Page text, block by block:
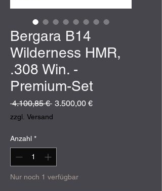
Bergara B14
Wilderness HMR,
.308 Win. -
Premium-Set
4.100,85 € Standardpreis
3.500,00 €Sale-
zzgl. Versand
Anzahl *
Nur noch 1 verfügbar